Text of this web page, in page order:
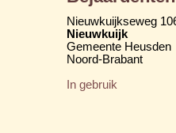
Nieuwkuijkseweg
Nieuwkuijk
Gemeente Heusden
Noord-Brabant
In gebruik